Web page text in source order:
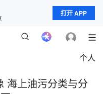
打开 APP
个人
海上油污分类与分